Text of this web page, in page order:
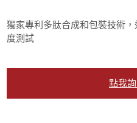
獨家專利多肽合成和包裝技術
度測試
點我